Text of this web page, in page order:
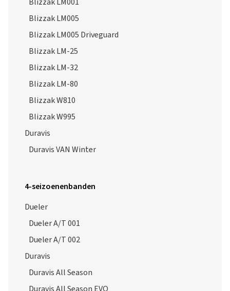
Blizzak LM005
Blizzak LM005 Driveguard
Blizzak LM-25
Blizzak LM-32
Blizzak LM-80
Blizzak W810
Blizzak W995
Duravis
Duravis VAN Winter
Dueler A/T 001
Dueler A/T 002
Duravis
Duravis All Season
Duravis All Season EVO